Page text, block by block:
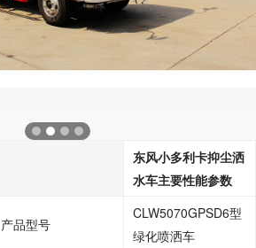
东风小多利卡抑尘洒
水车主要性能参数
产品型号
CLW5070GPSD6型
绿化喷洒车